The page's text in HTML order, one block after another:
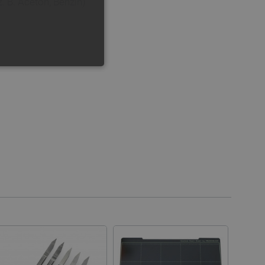
Datenschutzrichtlinien
dass ihre Präferenzen in
für das aktuell in der